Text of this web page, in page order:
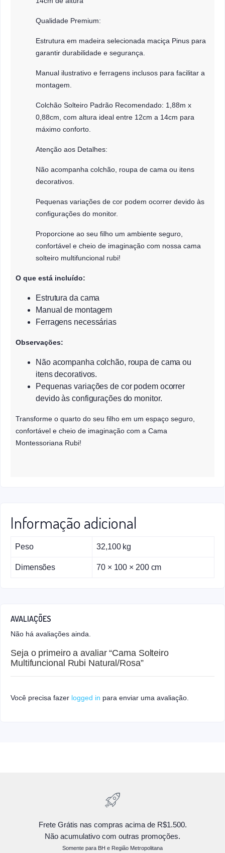
Qualidade Premium:
Estrutura em madeira selecionada maciça Pinus para
garantir durabilidade e segurança.
Manual ilustrativo e ferragens inclusos para facilitar a
montagem.
Colchão Solteiro Padrão Recomendado: 1,88m x
0,88cm, com altura ideal entre 12cm a 14cm para
máximo conforto.
Atenção aos Detalhes:
Não acompanha colchão, roupa de cama ou itens
decorativos.
Pequenas variações de cor podem ocorrer devido às
configurações do monitor.
Proporcione ao seu filho um ambiente seguro,
confortável e cheio de imaginação com nossa cama
solteiro multifuncional rubi!
O que está incluído:
Estrutura da cama
Manual de montagem
Ferragens necessárias
Observações:
Não acompanha colchão, roupa de cama ou
itens decorativos.
Pequenas variações de cor podem ocorrer
devido às configurações do monitor.
Transforme o quarto do seu filho em um espaço seguro,
confortável e cheio de imaginação com a Cama
Montessoriana Rubi!
Informação adicional
Peso 32,100 kg
Dimensões 70 × 100 × 200 cm
AVALIAÇÕES
Não há avaliações ainda.
Seja o primeiro a avaliar “Cama Solteiro
Multifuncional Rubi Natural/Rosa”
Você precisa fazer logged in para enviar uma avaliação.
Frete Grátis nas compras acima de R$1.500.
Não acumulativo com outras promoções.
Somente para BH e Região Metropolitana